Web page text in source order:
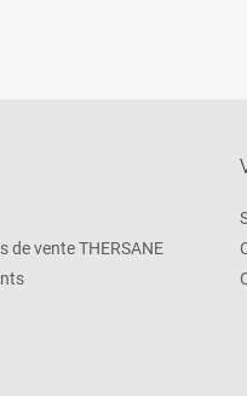
de vente THERSANE